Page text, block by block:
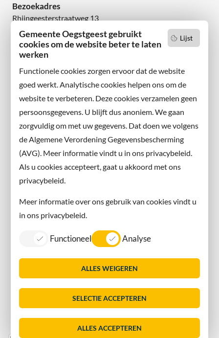
Lijst
Gemeente Oegstgeest gebruikt
cookies om de website beter te laten
werken
Functionele cookies zorgen ervoor dat de website
goed werkt. Analytische cookies helpen ons om de
website te verbeteren. Deze cookies verzamelen geen
persoonsgegevens. U blijft dus anoniem. We gaan
zorgvuldig om met uw gegevens. Dat doen we volgens
de Algemene Verordening Gegevensbescherming
(AVG). Meer informatie vindt u in ons privacybeleid.
Als u cookies accepteert, gaat u akkoord met ons
privacybeleid.
Meer informatie over ons gebruik van cookies vindt u
in ons privacybeleid.
Functioneel Analyse
ALLES WEIGEREN
SELECTIE ACCEPTEREN
ALLES ACCEPTEREN
Bezoekadres
Rhijngeesterstraatweg 13
2342 AN Oegstgeest
Wilt u niets missen?
en volg ons ook op sociale media.
Facebook
X
Instagram
Contact met de gemeente
Contact
Information in English
Sitemap
Toegankelijkheid
Servicenormen
Dorpsmarketing Oegstgeest